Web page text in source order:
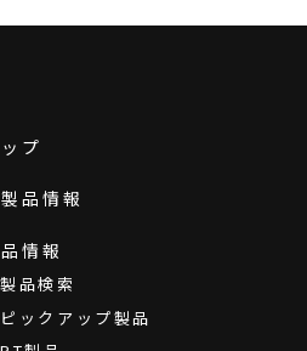
プ
品情報
情報
製品検索
ピックアップ製品